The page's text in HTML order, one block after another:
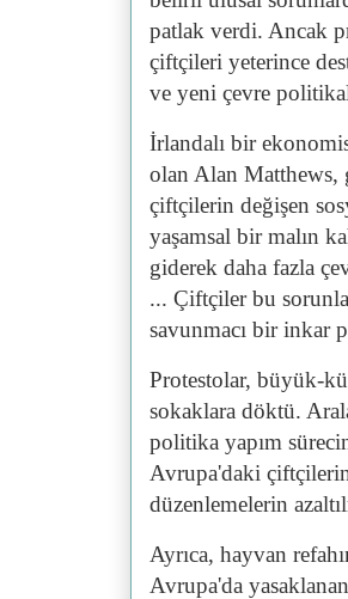
patlak verdi. Ancak
çiftçileri yeterince
ve yeni çevre
İrlandalı bir
olan Alan Matthews,
çiftçilerin değişen
yaşamsal bir malın
giderek daha fazla
... Çiftçiler bu
savunmacı bir inkar
Protestolar, büyük-
sokaklara döktü.
politika yapım
Avrupa'daki
düzenlemelerin
Ayrıca, hayvan
Avrupa'da